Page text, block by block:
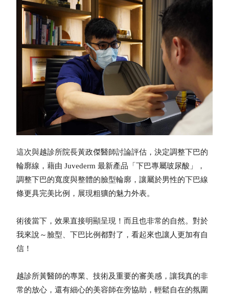
這次與越診所院長黃政傑醫師討論評估，決定調整下巴的
輪廓線，藉由 Juvederm 最新產品「下巴專屬玻尿酸」，
調整下巴的寬度與整體的臉型輪廓，讓屬於男性的下巴線
條更具完美比例，展現粗獷的魅力外表。
術後當下，效果直接明顯呈現！而且也非常的自然。對於
我來說～臉型、下巴比例都對了，看起來也讓人更加有自
信！
越診所黃醫師的專業、技術及重要的審美感，讓我真的非
常的放心，還有細心的美容師在旁協助，輕鬆自在的氛圍